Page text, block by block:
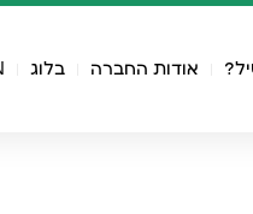
אודות החברה בלוג